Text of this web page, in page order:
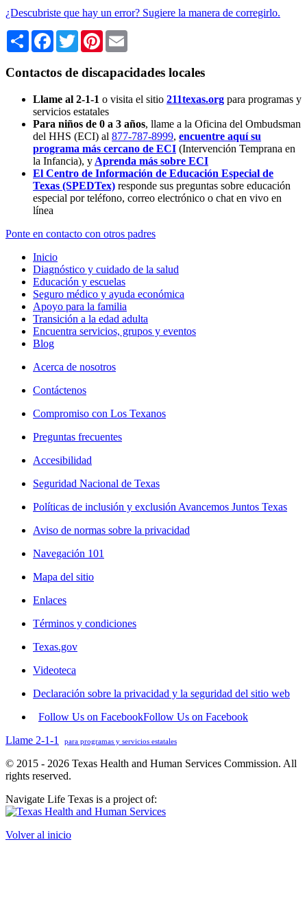
¿Descubriste que hay un error? Sugiere la manera de corregirlo.
Share Facebook
TwitterPinterest
Contactos de discapacidades locales
Llame al 2-1-1 o visita el sitio 211texas.org para programas y
servicios estatales
Para niños de 0 a 3 años, llame a la Oficina del Ombudsman
del HHS (ECI) al 877-787-8999, encuentre aquí su
programa más cercano de ECI (Intervención Temprana en
la Infancia), y Aprenda más sobre ECI
El Centro de Información de Educación Especial de
Texas (SPEDTex) responde sus preguntas sobre educación
especial por teléfono, correo electrónico o chat en vivo en
línea
Ponte en contacto con otros padres
Inicio
Diagnóstico y cuidado de la salud
Educación y escuelas
Seguro médico y ayuda económica
Apoyo para la familia
Transición a la edad adulta
Encuentra servicios, grupos y eventos
Blog
Acerca de nosotros
Contáctenos
Compromiso con Los Texanos
Preguntas frecuentes
Accesibilidad
Seguridad Nacional de Texas
Políticas de inclusión y exclusión Avancemos Juntos Texas
Aviso de normas sobre la privacidad
Navegación 101
Mapa del sitio
Enlaces
Términos y condiciones
Texas.gov
Videoteca
Declaración sobre la privacidad y la seguridad del sitio web
Follow Us on FacebookFollow Us on Facebook
Llame 2-1-1
para programas y servicios estatales
© 2015 - 2026 Texas Health and Human Services Commission. All
rights reserved.
Navigate Life Texas is a project of:
Volver al inicio